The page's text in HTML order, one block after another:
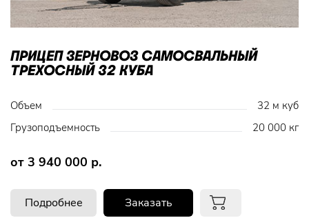
ПРИЦЕП ЗЕРНОВОЗ САМОСВАЛЬНЫЙ
ТРЕХОСНЫЙ 32 КУБА
Объем
32 м куб
Грузоподъемность
20 000 кг
от 3 940 000 р.
Подробнее Заказать